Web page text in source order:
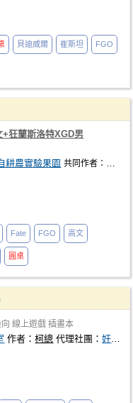
貝迪威爾 崔斯坦 FGO
+狂蘭斯洛特XGD男
耕農實驗果園 共同作者： 禾日
Fate FGO 高文
圓桌
線上遊戲 插畫本
作者：柯總 代理社團：奸情區-G77工作室